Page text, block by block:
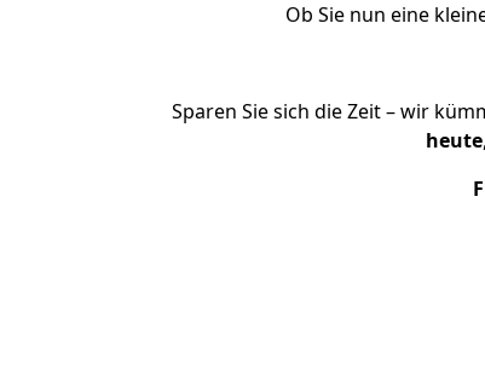
Ob Sie nun eine
Sparen Sie sich die Zeit – wir
heute